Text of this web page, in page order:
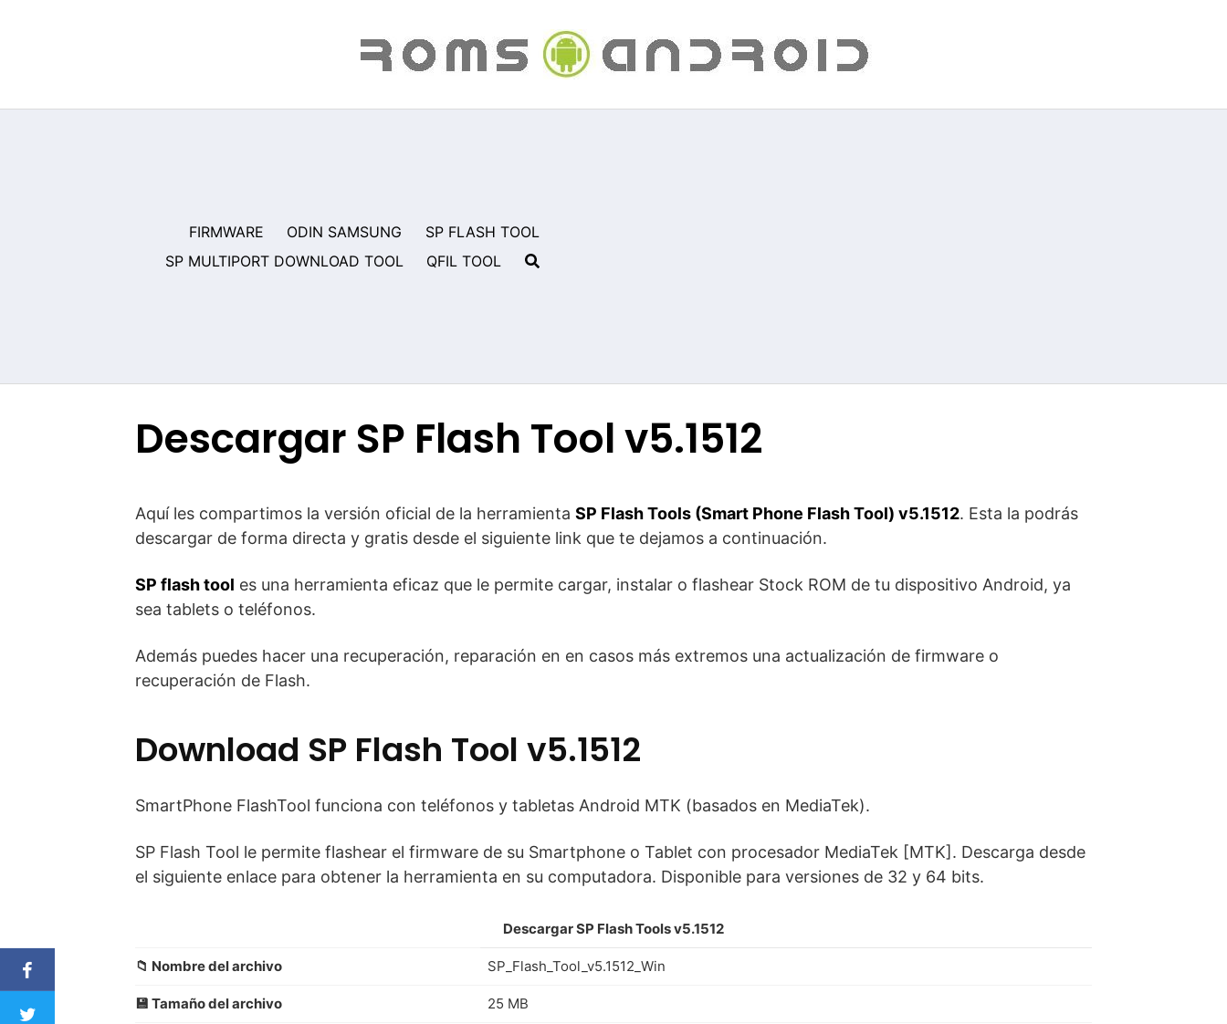
FIRMWARE ODIN SAMSUNG
SP FLASH TOOL
SP MULTIPORT DOWNLOAD TOOL
QFIL TOOL
Descargar SP Flash Tool v5.1512
Aquí les compartimos la versión oficial de la herramienta SP Flash Tools (Smart Phone Flash Tool) v5.1512. Esta la podrás
descargar de forma directa y gratis desde el siguiente link que te dejamos a continuación.
SP flash tool es una herramienta eficaz que le permite cargar, instalar o flashear Stock ROM de tu dispositivo Android, ya
sea tablets o teléfonos.
Además puedes hacer una recuperación, reparación en en casos más extremos una actualización de firmware o
recuperación de Flash.
Download SP Flash Tool v5.1512
SmartPhone FlashTool funciona con teléfonos y tabletas Android MTK (basados en MediaTek).
SP Flash Tool le permite flashear el firmware de su Smartphone o Tablet con procesador MediaTek [MTK]. Descarga desde
el siguiente enlace para obtener la herramienta en su computadora. Disponible para versiones de 32 y 64 bits.
Descargar SP Flash Tools v5.1512
📁 Nombre del archivo SP_Flash_Tool_v5.1512_Win
💾 Tamaño del archivo 25 MB